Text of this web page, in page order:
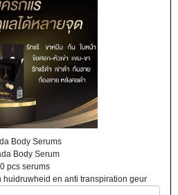
Body Serums
Body Serum
pcs serums
huidruwheid en anti transpiration geur